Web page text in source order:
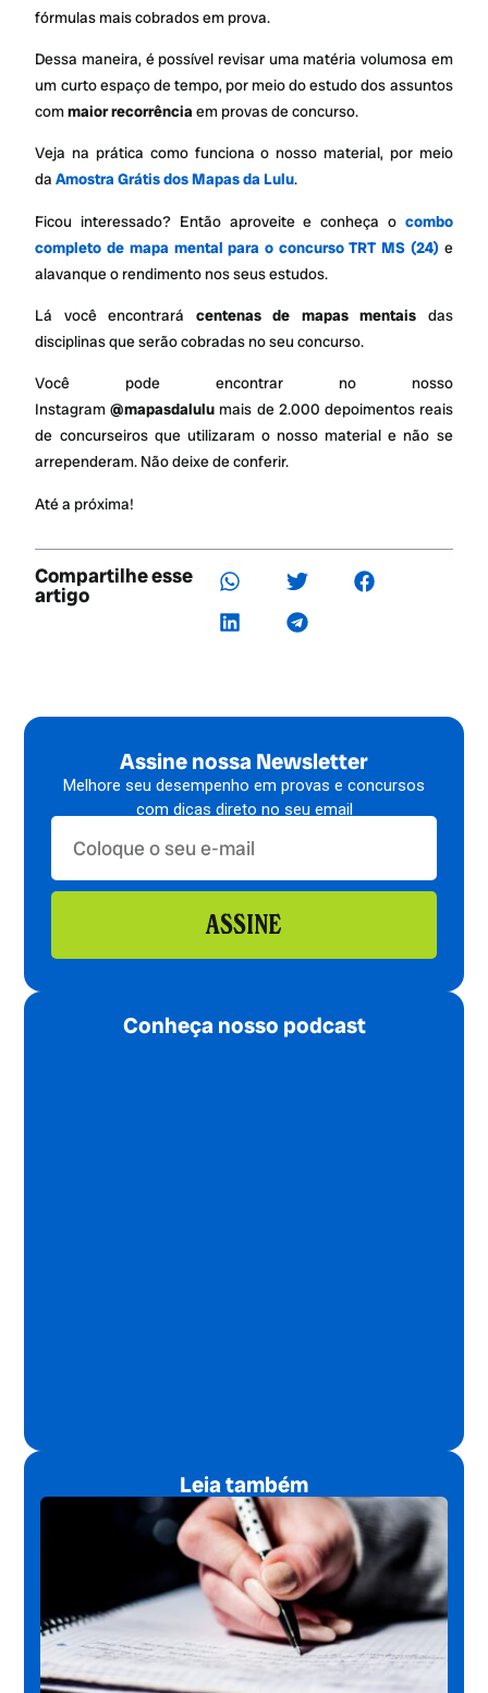
fórmulas mais cobrados em prova.
Dessa maneira, é possível revisar uma matéria volumosa em
um curto espaço de tempo, por meio do estudo dos assuntos
commaior recorrênciaem provas de concurso.
Veja na prática como funciona o nosso material, por meio
daAmostra Grátis dos Mapas da Lulu.
Ficou interessado? Então aproveite e conheça o combo
completo de mapa mental para o concurso TRT MS (24) e
alavanque o rendimento nos seus estudos.
Lá você encontrará centenas de mapas mentais das
disciplinas que serão cobradas no seu concurso.
Você pode encontrar no nosso
Instagram@mapasdalulu mais de 2.000 depoimentos reais
de concurseiros que utilizaram o nosso material e não se
arrependeram. Não deixe de conferir.
Até a próxima!
Compartilhe esse
artigo
Assine nossa Newsletter
Melhore seu desempenho em provas e concursos
com dicas direto no seu email
ASSINE
Conheça nosso podcast
Leia também